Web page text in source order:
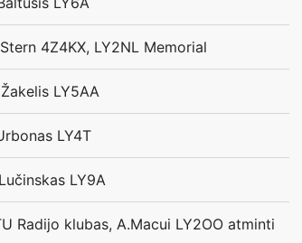
4Z4KX, LY2NL Memorial
Žakelis LY5AA
LY4T
LY9A
Radijo klubas, A.Macui LY2OO atminti